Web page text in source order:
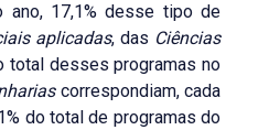
ano, 17,1% desse tipo de
aplicadas, das Ciências
total desses programas no
correspondiam, cada
do total de programas do